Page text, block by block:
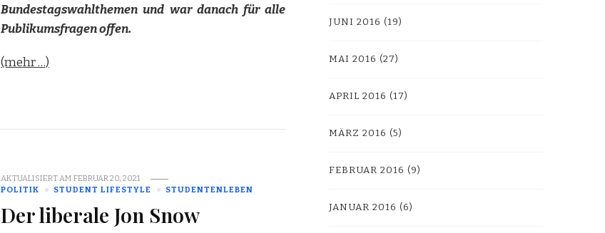
Bundestagswahlthemen und war danach für alle
Publikumsfragen offen.
(mehr …)
AKTUALISIERT AMFEBRUAR 20, 2021
POLITIK
STUDENT LIFESTYLE STUDENTENLEBEN
Der liberale Jon Snow
JUNI 2016 (19)
MAI 2016 (27)
APRIL 2016 (17)
MÄRZ 2016 (5)
FEBRUAR 2016 (9)
JANUAR 2016 (6)